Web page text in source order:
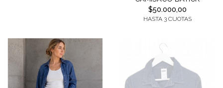
$50.000,00
HASTA 3 CUOTAS